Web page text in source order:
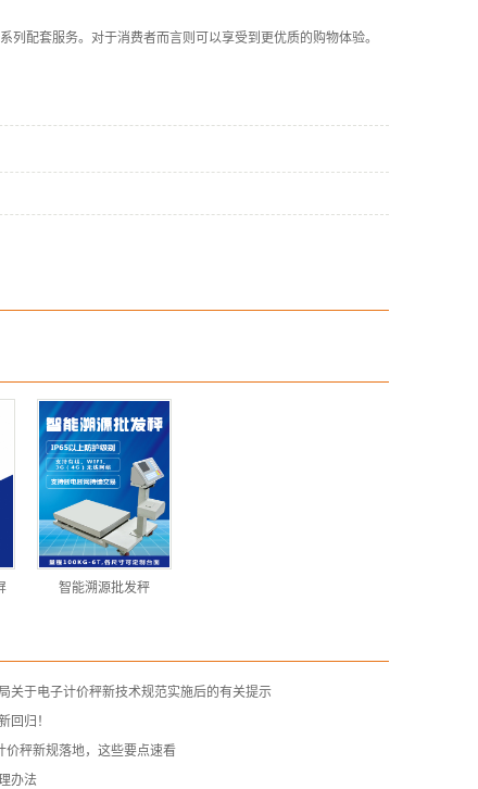
配套服务。对于消费者而言则可以享受到更优质的购物体验。
智能溯源批发秤
关于电子计价秤新技术规范实施后的有关提示
回归！
价秤新规落地，这些要点速看
办法